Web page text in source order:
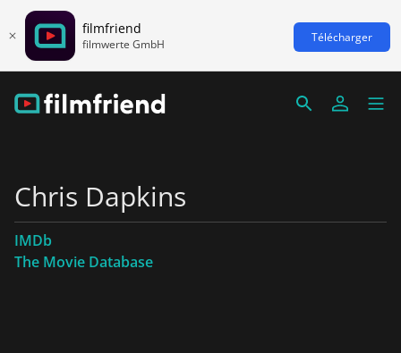
filmfriend
filmwerte GmbH Télécharger
Chris Dapkins
IMDb
The Movie Database